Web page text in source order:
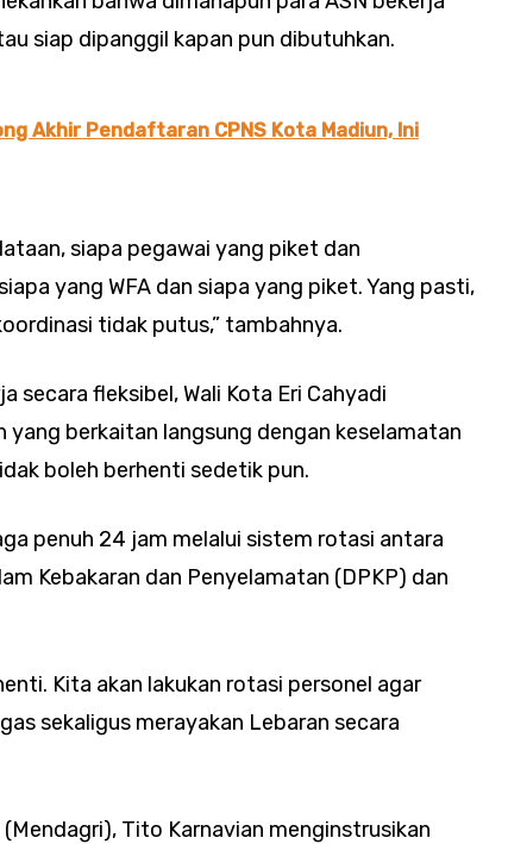
siap dipanggil kapan pun dibutuhkan.
Akhir Pendaftaran CPNS Kota Madiun, Ini
siapa pegawai yang piket dan
yang WFA dan siapa yang piket. Yang pasti,
tidak putus,” tambahnya.
secara fleksibel, Wali Kota Eri Cahyadi
yang berkaitan langsung dengan keselamatan
boleh berhenti sedetik pun.
penuh 24 jam melalui sistem rotasi antara
Kebakaran dan Penyelamatan (DPKP) dan
Kita akan lakukan rotasi personel agar
sekaligus merayakan Lebaran secara
Tito Karnavian menginstrusikan